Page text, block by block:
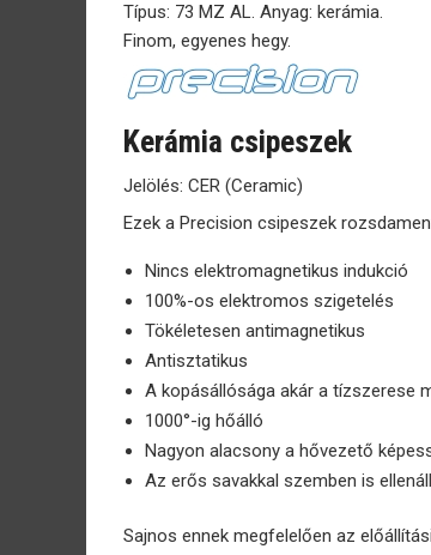
Típus: 73 MZ AL. Anyag: kerámia.
Finom, egyenes hegy.
Kerámia csipeszek
Jelölés: CER (Ceramic)
Ezek a Precision csipeszek
Nincs elektromagnetikus indukció
100%-os elektromos szigetelés
Tökéletesen antimagnetikus
Antisztatikus
A kopásállósága akár a tízszerese
1000°-ig hőálló
Nagyon alacsony a hővezető
Az erős savakkal szemben is
Sajnos ennek megfelelően az